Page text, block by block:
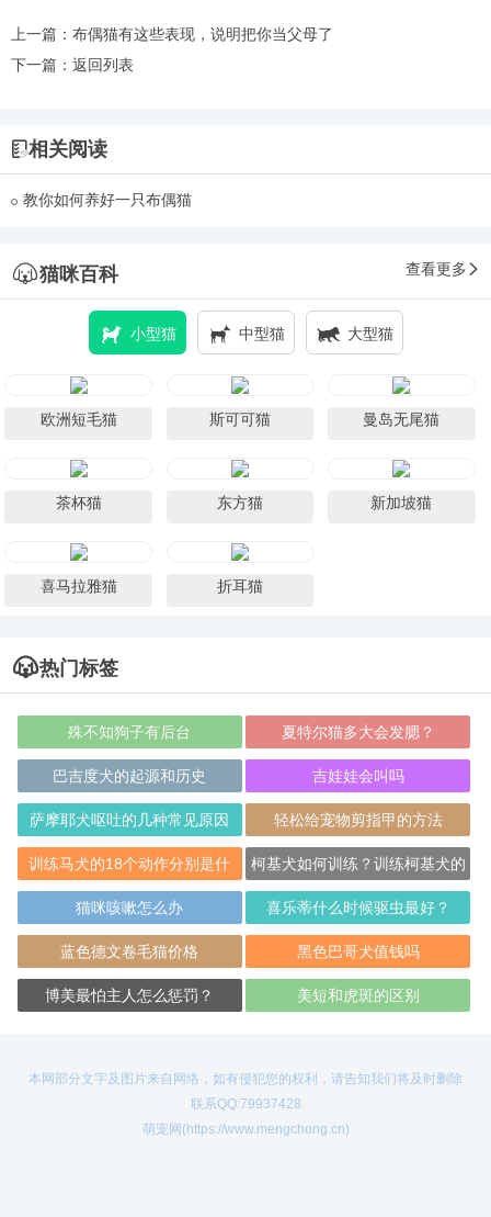
上一篇： 布偶猫有这些表现，说明把你当父母了
下一篇： 返回列表
相关阅读
教你如何养好一只布偶猫
猫咪百科 查看更多
小型猫 中型猫 大型猫
欧洲短毛猫 斯可可猫 曼岛无尾猫
茶杯猫 东方猫 新加坡猫
喜马拉雅猫 折耳猫
热门标签
殊不知狗子有后台 夏特尔猫多大会发腮？
巴吉度犬的起源和历史 吉娃娃会叫吗
萨摩耶犬呕吐的几种常见原因 轻松给宠物剪指甲的方法
训练马犬的18个动作分别是什
么？
柯基犬如何训练？训练柯基犬的
方式和常见问
猫咪咳嗽怎么办 喜乐蒂什么时候驱虫最好？
蓝色德文卷毛猫价格 黑色巴哥犬值钱吗
博美最怕主人怎么惩罚？ 美短和虎斑的区别
本网部分文字及图片来自网络，如有侵犯您的权利，请告知我们将及时删除
联系QQ:79937428
萌宠网(https://www.mengchong.cn)